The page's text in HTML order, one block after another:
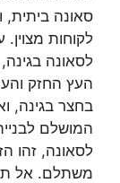
סאונה ביתית,
לקוחות
לסאונה
העץ החזק
בחצר בגינה,
המושלם
לסאונה, זהו
משתלם. אל